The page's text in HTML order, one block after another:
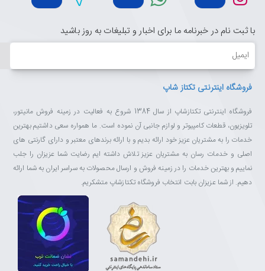
با ثبت نام در خبرنامه ما برای اخبار و تبلیغات به روز باشید
ایمیل
فروشگاه اینترنتی تکتاز شاپ
فروشگاه اینترنتی تکتازشاپ از سال 1384 شروع به فعالیت در زمینه فروش مانیتور،
تلویزیون، قطعات کامپیوتر و لوازم جانبی آن نموده است. ما همواره سعی داشتیم بهترین
خدمات را به مشتریان عزیز خود ارائه بدیم و با ارائه برندهای معتبر و دارای گارنتی های
اصلی و خدمات رسان به مشتریان عزیز تلاش داشته ایم رضایت شما عزیزان را جلب
نماییم و بهترین خدمات را در زمینه فروش و ارسال محصولات به سراسر ایران به شما ارائه
دهیم. از شما عزیزان بابت انتخاب فروشگاه تکتازشاپ متشکریم.